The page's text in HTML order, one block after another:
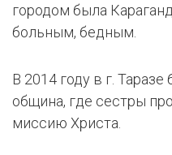
городом была
больным, бедным.
В 2014 году в г.
община, где сестры
миссию Христа.